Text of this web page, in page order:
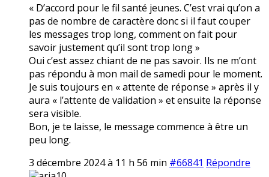
« D’accord pour le fil santé jeunes. C’est vrai qu’on a
pas de nombre de caractère donc si il faut couper
les messages trop long, comment on fait pour
savoir justement qu’il sont trop long »
Oui c’est assez chiant de ne pas savoir. Ils ne m’ont
pas répondu à mon mail de samedi pour le moment.
Je suis toujours en « attente de réponse » après il y
aura « l’attente de validation » et ensuite la réponse
sera visible.
Bon, je te laisse, le message commence à être un
peu long.
3 décembre 2024 à 11 h 56 min #66841 Répondre